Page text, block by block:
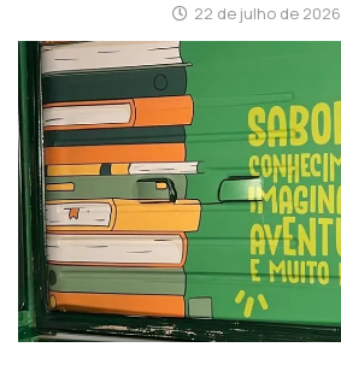
22 de julho de 2026